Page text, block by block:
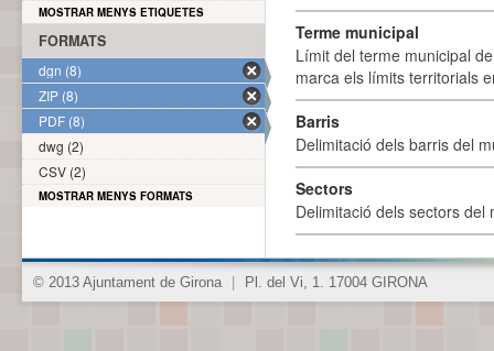
Terme municipal
Límit del terme municipal
marca els límits territorials
Barris
Delimitació dels barris del
Sectors
Delimitació dels sectors del
MOSTRAR MENYS ETIQUETES
FORMATS
dgn (8)
ZIP (8)
PDF (8)
dwg (2)
CSV (2)
MOSTRAR MENYS FORMATS
© 2013 Ajuntament de Girona Pl. del Vi, 1. 17004 GIRONA